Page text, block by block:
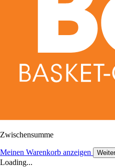
Zwischensumme
Meinen Warenkorb anzeigen
Loading...